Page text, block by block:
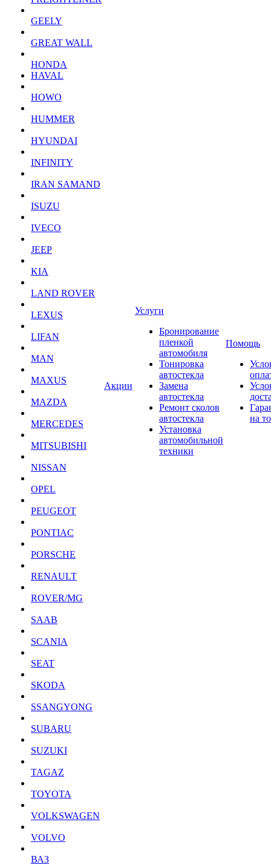
GEELY
GREAT WALL
HONDA
HAVAL
HOWO
HUMMER
HYUNDAI
INFINITY
IRAN SAMAND
ISUZU
IVECO
JEEP
KIA
LAND ROVER
LEXUS
LIFAN
MAN
MAXUS
MAZDA
MERCEDES
MITSUBISHI
NISSAN
OPEL
PEUGEOT
PONTIAC
PORSCHE
RENAULT
ROVER/MG
SAAB
SCANIA
SEAT
SKODA
SSANGYONG
SUBARU
SUZUKI
TAGAZ
TOYOTA
VOLKSWAGEN
VOLVO
ВАЗ
Акции
Услуги
Бронирование
пленкой
автомобиля
Тонировка
автостекла
Замена
автостекла
Ремонт сколов
автостекла
Установка
автомобильной
техники
Помощь
на